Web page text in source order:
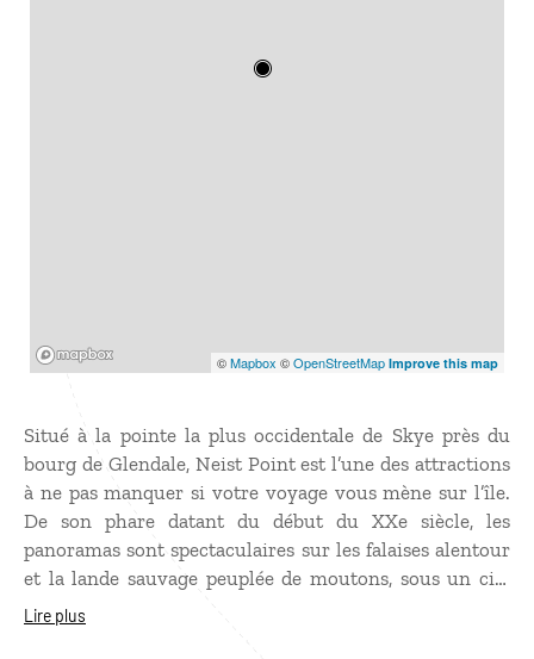
©Mapbox ©OpenStreetMap Improve this map
Situé à la pointe la plus occidentale de Skye près du
bourg de Glendale, Neist Point est l’une des attractions
à ne pas manquer si votre voyage vous mène sur l’île.
De son phare datant du début du XXe siècle, les
panoramas sont spectaculaires sur les falaises alentour
et la lande sauvage peuplée de moutons, sous un ciel
menaçant où tournoient les mouettes. Ce paysage
Lire plus